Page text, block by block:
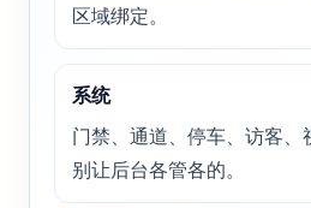
区域绑定。
系统
门禁、通道、停车、访客、
别让后台各管各的。